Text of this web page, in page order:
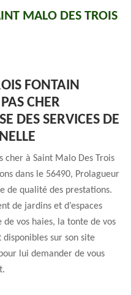
MALO DES TROIS
FONTAIN
CHER
DES SERVICES DE
cher à Saint Malo Des Trois
dans le 56490, Prolagueur
de qualité des prestations.
de jardins et d’espaces
vos haies, la tonte de vos
disponibles sur son site
lui demander de vous